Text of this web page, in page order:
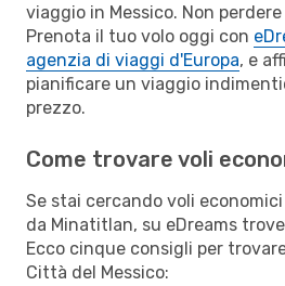
viaggio in Messico. Non
Prenota il tuo volo oggi con
agenzia di viaggi d'Europa, e
pianificare un viaggio
prezzo.
Come trovare voli
Se stai cercando voli
da Minatitlan, su eDreams
Ecco cinque consigli per
Città del Messico: